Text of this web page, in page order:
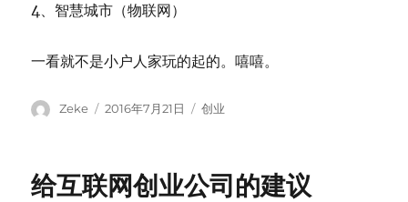
4、智慧城市（物联网）
一看就不是小户人家玩的起的。嘻嘻。
Author
Zeke
Posted
2016年7月21日 Categories
创业
给互联网创业公司的建议